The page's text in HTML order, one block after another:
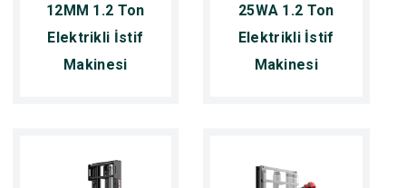
12MM 1.2 Ton
Elektrikli İstif
Makinesi
25WA 1.2 Ton
Elektrikli İstif
Makinesi